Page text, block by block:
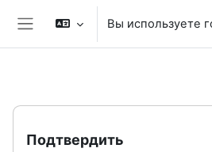
Перейти к основному содержанию
Боковая панель
Вы используете
Подтвердить